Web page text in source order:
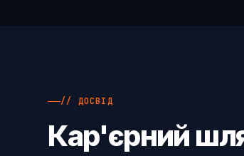
// ДОСВІД
Кар'єрний